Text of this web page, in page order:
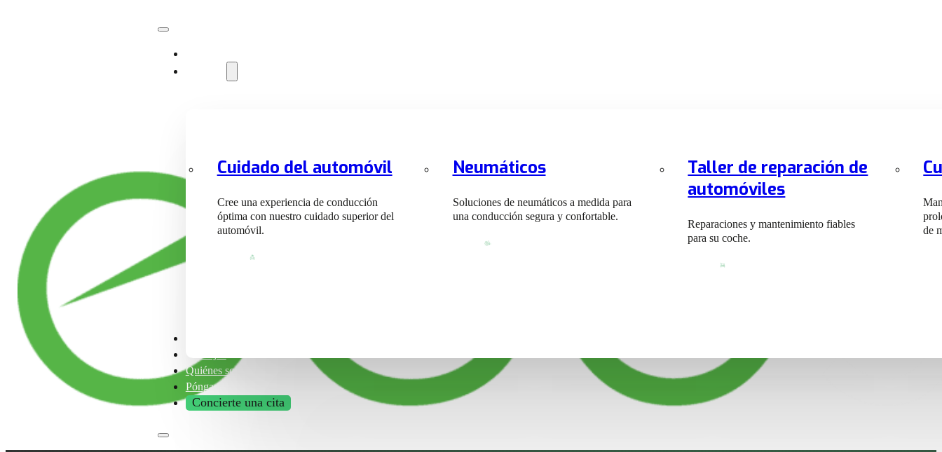
Cuidado del automóvil
Cree una experiencia de conducción
óptima con nuestro cuidado superior del
automóvil.
Neumáticos
Soluciones de neumáticos a medida para
una conducción segura y confortable.
Taller de reparación de
automóviles
Reparaciones y mantenimiento fiables
para su coche.
de
Quiénes somos
Póngase en contacto con nosotros
Concierte una cita